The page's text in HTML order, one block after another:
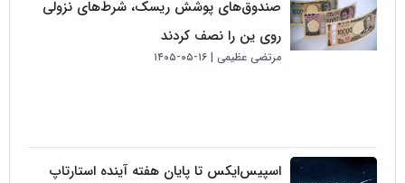
صندوق‌های پوشش ریسک، شرط‌های نزولی
روی ین را نصف کردند
مرتضی عظیمی ۱۶-۰۵-۱۴۰۵
اسپیس‌ایکس تا پایان هفته آینده استارتاپ